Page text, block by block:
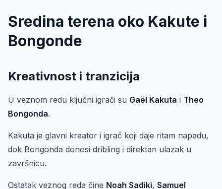
Sredina terena oko Kakute i
Bongonde
Kreativnost i tranzicija
U veznom redu ključni igrači su Gaël Kakuta i Theo
Bongonda.
Kakuta je glavni kreator i igrač koji daje ritam napadu,
dok Bongonda donosi dribling i direktan ulazak u
završnicu.
Ostatak veznog reda čine Noah Sadiki, Samuel